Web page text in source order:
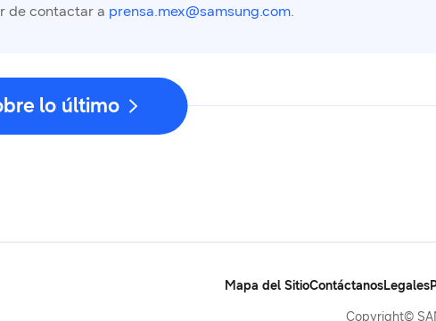
de contactar a prensa.mex@samsung.com.
lo último
Mapa del SitioContáctanosLegales
Copyright©